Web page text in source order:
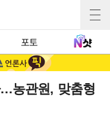
포토
농관원, 맞춤형